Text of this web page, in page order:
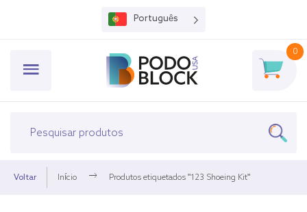
Português
0
Voltar Início Produtos etiquetados "123 Shoeing Kit"